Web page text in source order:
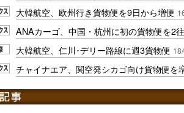
大韓航空、欧州行き貨物便を9日から増便
ANAカーゴ、中国・杭州に初の貨物便を2
大韓航空、仁川･デリー路線に週3貨物便
チャイナエア、関空発シカゴ向け貨物便を